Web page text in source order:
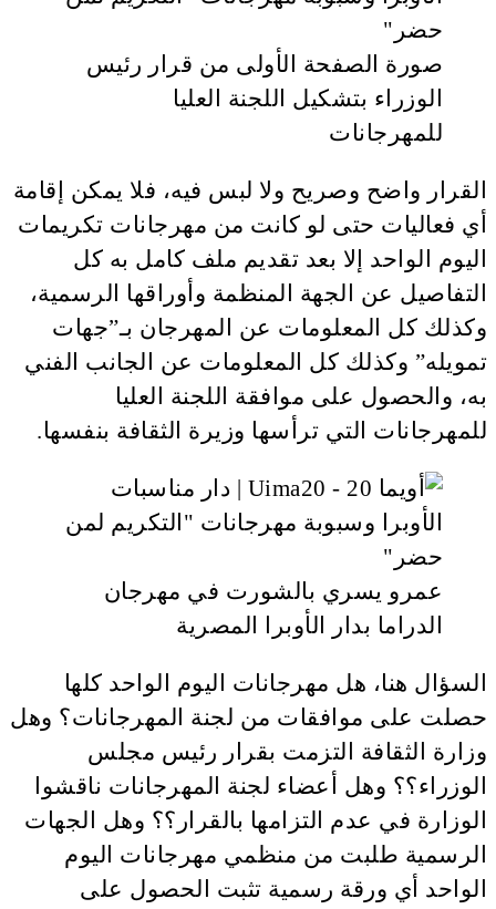
صورة الصفحة الأولى من قرار رئيس
الوزراء بتشكيل اللجنة العليا
للمهرجانات
القرار واضح وصريح ولا لبس فيه، فلا يمكن إقامة
أي فعاليات حتى لو كانت من مهرجانات تكريمات
اليوم الواحد إلا بعد تقديم ملف كامل به كل
التفاصيل عن الجهة المنظمة وأوراقها الرسمية،
وكذلك كل المعلومات عن المهرجان بـ”جهات
تمويله” وكذلك كل المعلومات عن الجانب الفني
به، والحصول على موافقة اللجنة العليا
للمهرجانات التي ترأسها وزيرة الثقافة بنفسها.
عمرو يسري بالشورت في مهرجان
الدراما بدار الأوبرا المصرية
السؤال هنا، هل مهرجانات اليوم الواحد كلها
حصلت على موافقات من لجنة المهرجانات؟ وهل
وزارة الثقافة التزمت بقرار رئيس مجلس
الوزراء؟؟ وهل أعضاء لجنة المهرجانات ناقشوا
الوزارة في عدم التزامها بالقرار؟؟ وهل الجهات
الرسمية طلبت من منظمي مهرجانات اليوم
الواحد أي ورقة رسمية تثبت الحصول على